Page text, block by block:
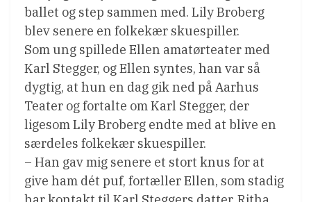
ballet og step sammen med. Lily Broberg
blev senere en folkekær skuespiller.
Som ung spillede Ellen amatørteater med
Karl Stegger, og Ellen syntes, han var så
dygtig, at hun en dag gik ned på Aarhus
Teater og fortalte om Karl Stegger, der
ligesom Lily Broberg endte med at blive en
særdeles folkekær skuespiller.
– Han gav mig senere et stort knus for at
give ham dét puf, fortæller Ellen, som stadig